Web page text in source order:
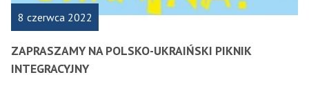
8 czerwca 2022
ZAPRASZAMY NA POLSKO-UKRAIŃSKI PIKNIK
INTEGRACYJNY